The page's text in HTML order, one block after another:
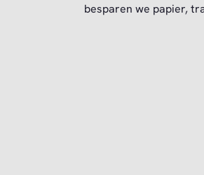
besparen we papier,